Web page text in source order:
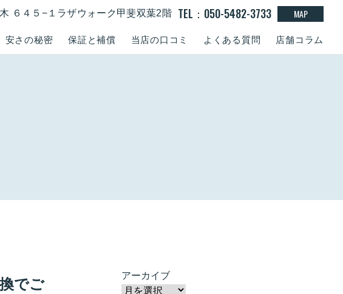
安さの秘密 保証と補償 当店の口コミ よくある質問 店舗コラム
６４５−１ラザウォーク甲斐双葉2階 TEL：050-5482-3733 MAP
でご
アーカイブ